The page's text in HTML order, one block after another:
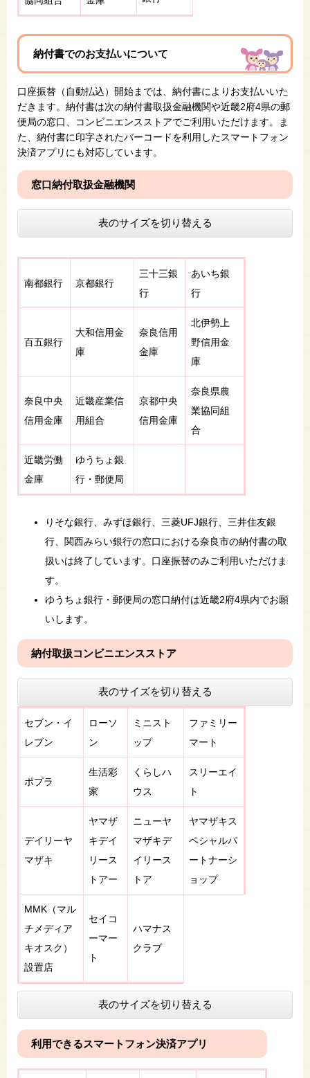
納付書でのお支払いについて
口座振替（自動払込）開始までは、納付書によりお支払いいた
だきます。納付書は次の納付書取扱金融機関や近畿2府4県の郵
便局​の窓口、コンビニエンスストアでご利用いただけます。ま
た、納付書に印字されたバーコードを利用した​スマートフォン
決済アプリにも対応しています。
窓口納付取扱金融機関
表のサイズを切り替える
南都銀行 京都銀行
三十三銀
行
あいち銀
行
百五銀行
大和信用金
庫
奈良信用
金庫
北伊勢上
野信用金
庫
奈良中央
信用金庫
近畿産業信
用組合
京都中央
信用金庫
奈良県農
業協同組
合
​近畿労働
金庫
ゆうちょ銀
行・郵便局
りそな銀行、みずほ銀行、三菱UFJ銀行、三井住友銀
行、関西みらい銀行の窓口における奈良市の納付書の取
扱いは終了しています。口座振替のみご利用いただけま
す。
ゆうちょ銀行・郵便局の窓口納付は近畿2府4県内でお願
いします。
納付取扱コンビニエンスストア
表のサイズを切り替える
セブン・イ
レブン
ローソ
ン
ミニスト
ップ
ファミリー
マート
ポプラ
生活彩
家
くらしハ
ウス
スリーエイ
ト
デイリーヤ
マザキ
ヤマザ
キデイ
リース
トアー
ニューヤ
マザキデ
イリース
トア
ヤマザキス
ペシャルパ
ートナーシ
ョップ
MMK（マル
チメディア
キオスク）
設置店
セイコ
ーマー
ト
ハマナス
クラブ
表のサイズを切り替える
利用できるスマートフォン決済アプリ